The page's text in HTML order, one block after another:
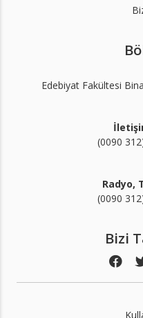
Edebiyat Fakültesi
(0090
Radyo,
(0090
Bizi